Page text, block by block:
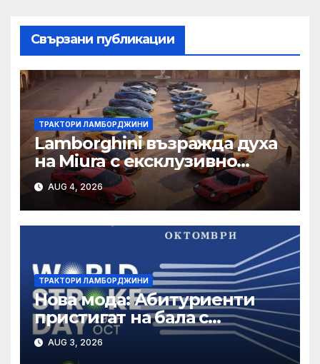
Свързани публикации
ТРАКТОРИ ЛАМБОРДЖИНИ
Lamborghini възражда духа
на Miura с ексклузивно
Revuelto
AUG 4, 2026
ТРАКТОРИ ЛАМБОРДЖИНИ
Нова мода: Абитуриенти
пристигат на бала с
хеликоптер, трактор или
спортна кола
AUG 3, 2026